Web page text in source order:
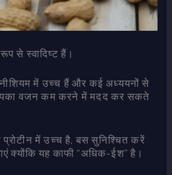
से स्वादिष्ट हैं।
में उच्च हैं और कई अध्ययनों से
वजन कम करने में मदद कर सकते
में उच्च है, बस सुनिश्चित करें
क्योंकि यह काफी “अधिक-ईश” है।